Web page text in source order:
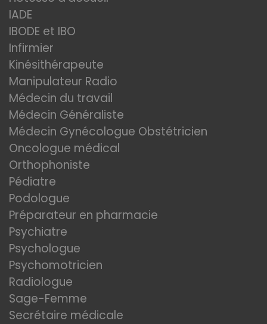
IADE
IBODE et IBO
Infirmier
Kinésithérapeute
Manipulateur Radio
Médecin du travail
Médecin Généraliste
Médecin Gynécologue Obstétricien
Oncologue médical
Orthophoniste
Pédiatre
Podologue
Préparateur en pharmacie
Psychiatre
Psychologue
Psychomotricien
Radiologue
Sage-Femme
Secrétaire médicale